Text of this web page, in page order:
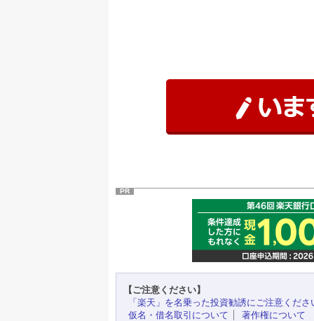
PR
【ご注意ください】
「楽天」を名乗った投資勧誘にご注意くださ
仮名・借名取引について
著作権について